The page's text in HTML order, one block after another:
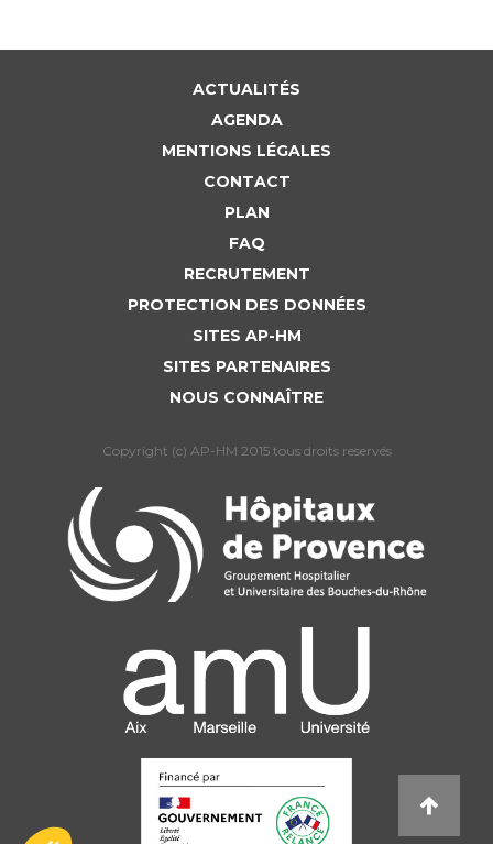
ACTUALITÉS
AGENDA
MENTIONS LÉGALES
CONTACT
PLAN
FAQ
RECRUTEMENT
PROTECTION DES DONNÉES
SITES AP-HM
SITES PARTENAIRES
NOUS CONNAÎTRE
Copyright (c) AP-HM 2015 tous droits reservés